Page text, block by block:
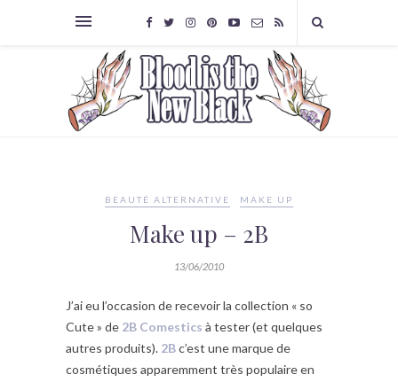
BEAUTÉ ALTERNATIVE MAKE UP
Make up – 2B
13/06/2010
J’ai eu l’occasion de recevoir la collection « so
Cute » de 2B Comestics à tester (et quelques
autres produits). 2Bc’est une marque de
cosmétiques apparemment très populaire en